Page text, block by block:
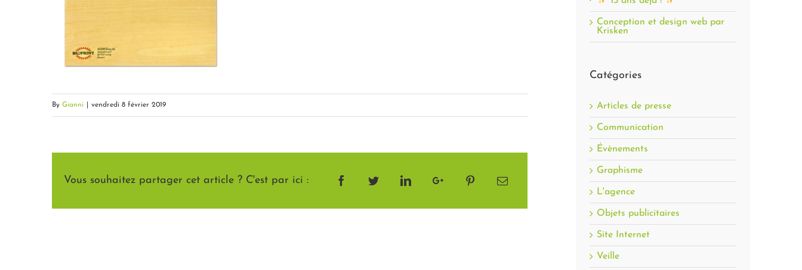
By Gianni vendredi 8 février 2019
Vous souhaitez partager cet article ? C'est par ici : FacebookTwitterLinkedInGoogle+ PinterestEmail
Conception et design web par
Krisken
Catégories
Articles de presse
Communication
Évènements
Graphisme
L'agence
Objets publicitaires
Site Internet
Veille